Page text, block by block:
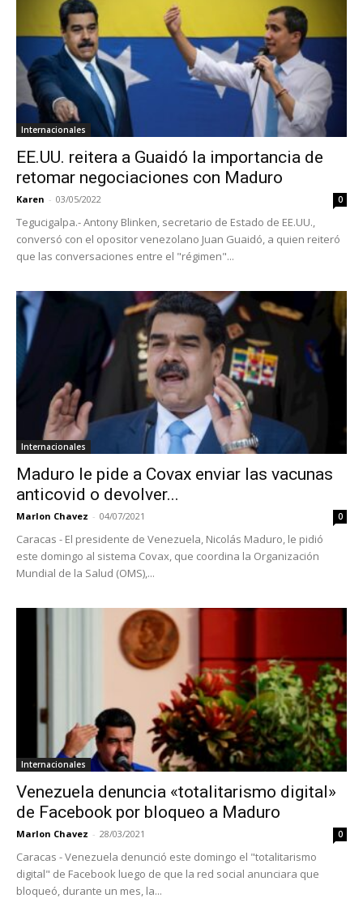
Internacionales
EE.UU. reitera a Guaidó la importancia de
retomar negociaciones con Maduro
Karen - 03/05/2022 0
Tegucigalpa.- Antony Blinken, secretario de Estado de EE.UU.,
conversó con el opositor venezolano Juan Guaidó, a quien reiteró
que las conversaciones entre el "régimen"...
Internacionales
Maduro le pide a Covax enviar las vacunas
anticovid o devolver...
Marlon Chavez - 04/07/2021 0
Caracas - El presidente de Venezuela, Nicolás Maduro, le pidió
este domingo al sistema Covax, que coordina la Organización
Mundial de la Salud (OMS),...
Internacionales
Venezuela denuncia «totalitarismo digital»
de Facebook por bloqueo a Maduro
Marlon Chavez - 28/03/2021 0
Caracas - Venezuela denunció este domingo el "totalitarismo
digital" de Facebook luego de que la red social anunciara que
bloqueó, durante un mes, la...